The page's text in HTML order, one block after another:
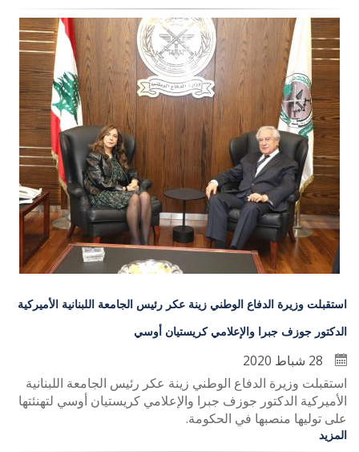
استقبلت وزيرة الدفاع الوطني زينة عكر رئيس الجامعة اللبنانية الأميركية
الدكتور جوزف جبرا والإعلامي كريستيان أوسي
استقبلت وزيرة الدفاع الوطني زينة عكر رئيس الجامعة اللبنانية
الأميركية الدكتور جوزف جبرا والإعلامي كريستيان أوسي لتهنئتها
على توليها منصبها في الحكومة.
المزيد